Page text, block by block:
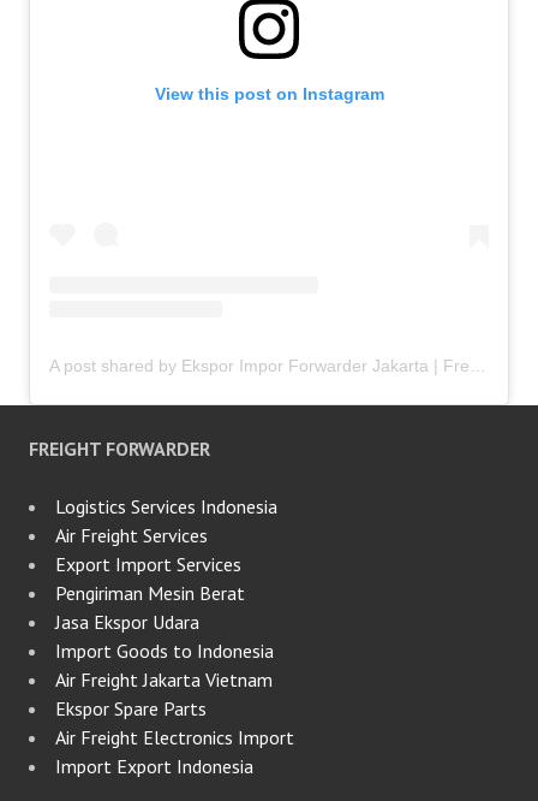
View this post on Instagram
FREIGHT FORWARDER
Logistics Services Indonesia
Air Freight Services
Export Import Services
Pengiriman Mesin Berat
Jasa Ekspor Udara
Import Goods to Indonesia
Air Freight Jakarta Vietnam
Ekspor Spare Parts
Air Freight Electronics Import
Import Export Indonesia